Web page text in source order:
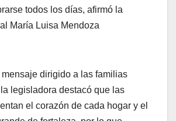
todos los días, afirmó la
María Luisa Mendoza
mensaje dirigido a las familias
legisladora destacó que las
el corazón de cada hogar y el